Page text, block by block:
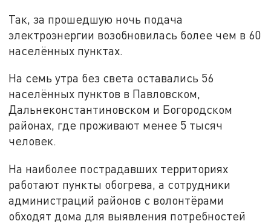
Так, за прошедшую ночь подача
электроэнергии возобновилась более чем в 60
населённых пунктах.
На семь утра без света оставались 56
населённых пунктов в Павловском,
Дальнеконстантиновском и Богородском
районах, где проживают менее 5 тысяч
человек.
На наиболее пострадавших территориях
работают пункты обогрева, а сотрудники
администраций районов с волонтёрами
обходят дома для выявления потребностей